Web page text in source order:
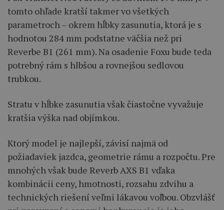
tomto ohľade kratší takmer vo všetkých
parametroch – okrem hĺbky zasunutia, ktorá je s
hodnotou 284 mm podstatne väčšia než pri
Reverbe B1 (261 mm). Na osadenie Foxu bude teda
potrebný rám s hlbšou a rovnejšou sedlovou
trubkou.
Stratu v hĺbke zasunutia však čiastočne vyvažuje
kratšia výška nad objímkou.
Ktorý model je najlepší, závisí najmä od
požiadaviek jazdca, geometrie rámu a rozpočtu. Pre
mnohých však bude Reverb AXS B1 vďaka
kombinácii ceny, hmotnosti, rozsahu zdvihu a
technických riešení veľmi lákavou voľbou. Obzvlášť